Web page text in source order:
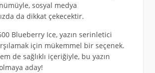
sosyal medya
da dikkat çekecektir.
Blueberry Ice, yazın serinletici
için mükemmel bir seçenek.
de sağlıklı içeriğiyle, bu yazın
aday!